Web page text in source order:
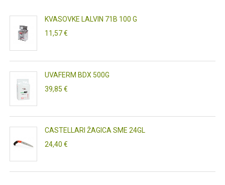
KVASOVKE LALVIN 71B 100 G
11,57 €
UVAFERM BDX 500G
39,85 €
CASTELLARI ŽAGICA SME 24GL
24,40 €